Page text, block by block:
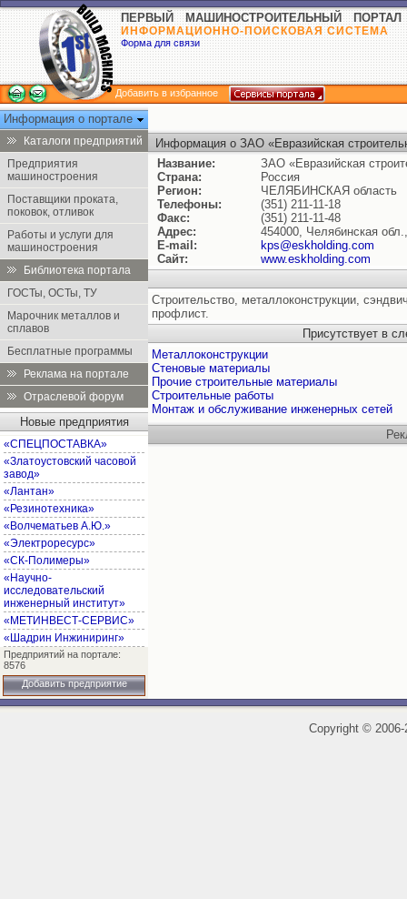
ПЕРВЫЙ МАШИНОСТРОИТЕЛЬНЫЙ ПОРТАЛ
ИНФОРМАЦИОННО-ПОИСКОВАЯ СИСТЕМА
Форма для связи
Добавить в избранное
Информация о портале
Каталоги предприятий
Предприятия
машиностроения
Поставщики проката,
поковок, отливок
Работы и услуги для
машиностроения
Библиотека портала
ГОСТы, ОСТы, ТУ
Марочник металлов и
сплавов
Бесплатные программы
Реклама на портале
Отраслевой форум
Новые предприятия
«СПЕЦПОСТАВКА»
«Златоустовский часовой
завод»
«Лантан»
«Резинотехника»
«Волчематьев А.Ю.»
«Электроресурс»
«СК-Полимеры»
«Научно-
исследовательский
инженерный институт»
«МЕТИНВЕСТ-СЕРВИС»
«Шадрин Инжиниринг»
Предприятий на портале:
8576
Добавить предприятие
Информация о ЗАО «Евразийская
Название:
ЗАО «Евразийская
Страна:
Россия
Регион:
ЧЕЛЯБИНСКАЯ область
Телефоны:
(351) 211-11-18
Факс:
(351) 211-11-48
Адрес:
454000, Челябинская
E-mail:
kps@eskholding.com
Сайт:
www.eskholding.com
Строительство, металлоконструкции,
профлист.
Присутствует в
Металлоконструкции
Стеновые материалы
Прочие строительные материалы
Строительные работы
Монтаж и обслуживание инженерных сетей
Copyright ©